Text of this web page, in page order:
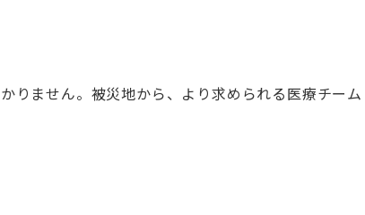
りません。被災地から、より求められる医療チーム